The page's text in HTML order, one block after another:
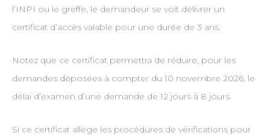
l’INPI ou le greffe, le demandeur se voit délivrer un
certificat d’accès valable pour une durée de 3 ans.
Notez que ce certificat permettra de réduire, pour les
demandes déposées à compter du 10 novembre 2026, le
délai d’examen d’une demande de 12 jours à 8 jours.
Si ce certificat allège les procédures de vérifications pour